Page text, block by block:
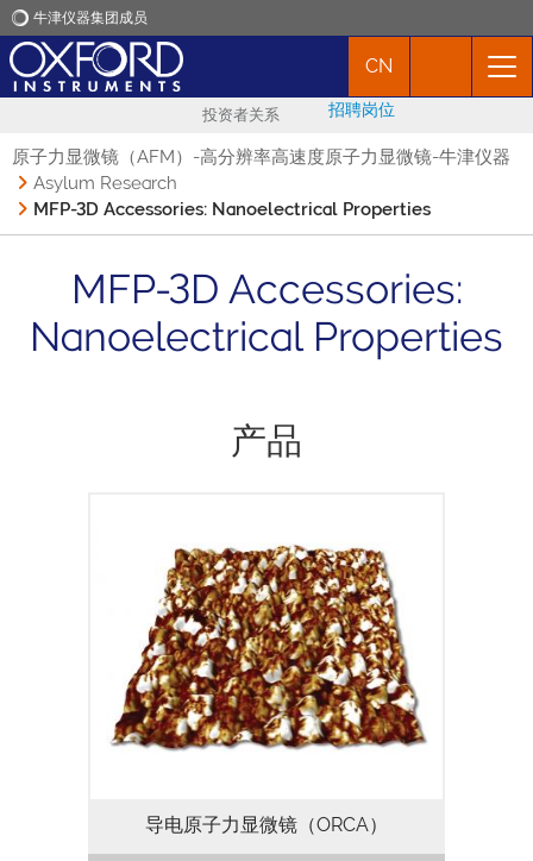
牛津仪器集团成员
产品
新闻
市场活动
联络我们
CN
投资者关系 招聘岗位
原子力显微镜（AFM）-高分辨率高速度原子力显微镜-牛津仪器
Asylum Research
MFP-3D Accessories: Nanoelectrical Properties
MFP-3D Accessories:
Nanoelectrical Properties
产品
Cypher原子力显微镜的 ORCA™ 模式可用
于导电原子力显微镜成像和I-V测量。其标
准模块能够测量约1 pA至20 nA的电流。此
外还提供其他电流范围，以及双增益版本。
导电原子力显微镜（ORCA）